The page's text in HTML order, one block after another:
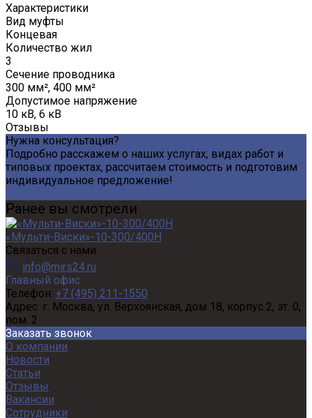
Характеристики
Вид муфты
Концевая
Количество жил
3
Сечение проводника
300 мм², 400 мм²
Допустимое напряжение
10 кВ, 6 кВ
Отзывы
Нужна консультация?
Подробно расскажем о наших услугах, видах работ и
типовых проектах, рассчитаем стоимость и подготовим
индивидуальное предложение!
Ранее вы смотрели
«Мульти-Виски»-10-300/400Н
Связаться с нами
info@mirs24.ru
Главный офис
Телефон: +7 (495) 211-1550
Адрес: г. Москва, ул. Верхоянская, дом 18, корпус 2, эт. 0,
пом. 2
Заказать звонок
О компании
Новости
Статьи
Отзывы
Вакансии
Сотрудники